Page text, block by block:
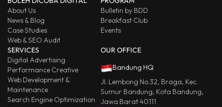
About Us
News & Blog
Case Studies
Web & SEO Audit
Bulletin by BDD
Breakfast Club
Events
SERVICES
Digital Advertising
Performance Creative
Web Development &
Maintenance
Search Engine Optimization
OUR OFFICE
Bandung HQ
Jl. Lembong No.32, Braga, Kec.
Sumur Bandung, Kota Bandung,
Jawa Barat 40111